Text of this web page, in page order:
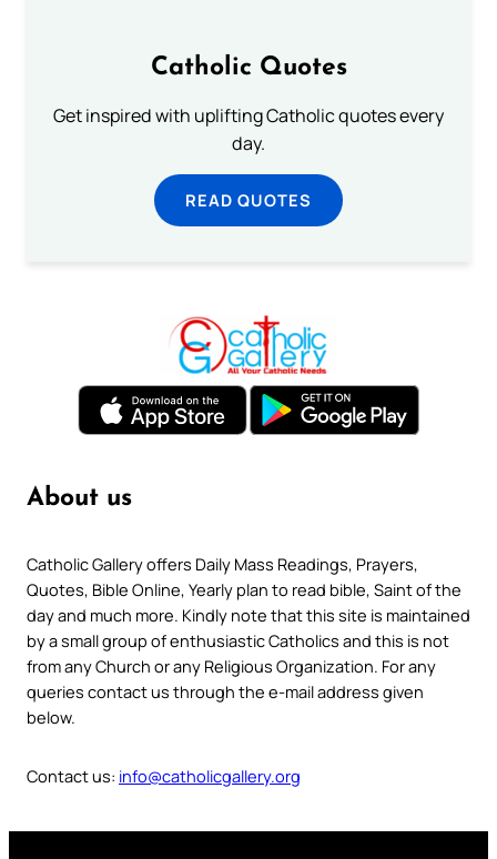
Catholic Quotes
Get inspired with uplifting Catholic quotes every
day.
READ QUOTES
About us
Catholic Gallery offers Daily Mass Readings, Prayers,
Quotes, Bible Online, Yearly plan to read bible, Saint of the
day and much more. Kindly note that this site is maintained
by a small group of enthusiastic Catholics and this is not
from any Church or any Religious Organization. For any
queries contact us through the e-mail address given
below.
Contact us: info@catholicgallery.org